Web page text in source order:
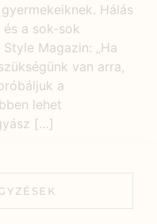
Hálás
a sok-sok
Magazin: „Ha
van arra,
a
lehet
[…]